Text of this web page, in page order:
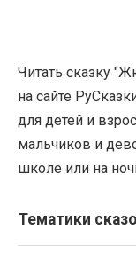
Читать сказку
на сайте
для детей и
мальчиков и
школе или на
Тематики